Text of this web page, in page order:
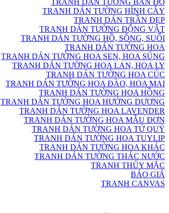
TRANH DÁN TƯỜNG BẢN ĐỒ
TRANH DÁN TƯỜNG HÌNH CÂY
TRANH DÁN TRẦN ĐẸP
TRANH DÁN TƯỜNG ĐỘNG VẬT
TRANH DÁN TƯỜNG HỒ, SÔNG, SUỐI
TRANH DÁN TƯỜNG HOA
TRANH DÁN TƯỜNG HOA SEN, HOA SÚNG
TRANH DÁN TƯỜNG HOA LAN, HOA LY
TRANH DÁN TƯỜNG HOA CÚC
TRANH DÁN TƯỜNG HOA ĐÀO, HOA MAI
TRANH DÁN TƯỜNG HOA HỒNG
TRANH DÁN TƯỜNG HOA HƯỚNG DƯƠNG
TRANH DÁN TƯỜNG HOA LAVENDER
TRANH DÁN TƯỜNG HOA MẪU ĐƠN
TRANH DÁN TƯỜNG HOA TỨ QUÝ
TRANH DÁN TƯỜNG HOA TUYLIP
TRANH DÁN TƯỜNG HOA KHÁC
TRANH DÁN TƯỜNG THÁC NƯỚC
TRANH THỦY MẶC
BÁO GIÁ
TRANH CANVAS